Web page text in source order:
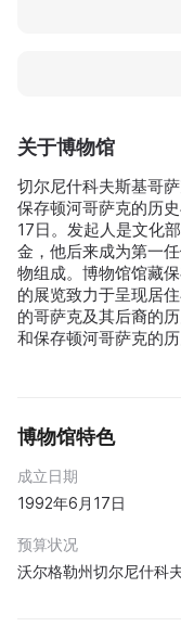
关于博物馆
切尔尼什科夫斯基哥
保存顿河哥萨克的历
17日。发起人是文化
金，他后来成为第一
物组成。博物馆馆藏
的展览致力于呈现居
的哥萨克及其后裔的
和保存顿河哥萨克的历
博物馆特色
成立日期
1992年6月17日
预算状况
沃尔格勒州切尔尼什科